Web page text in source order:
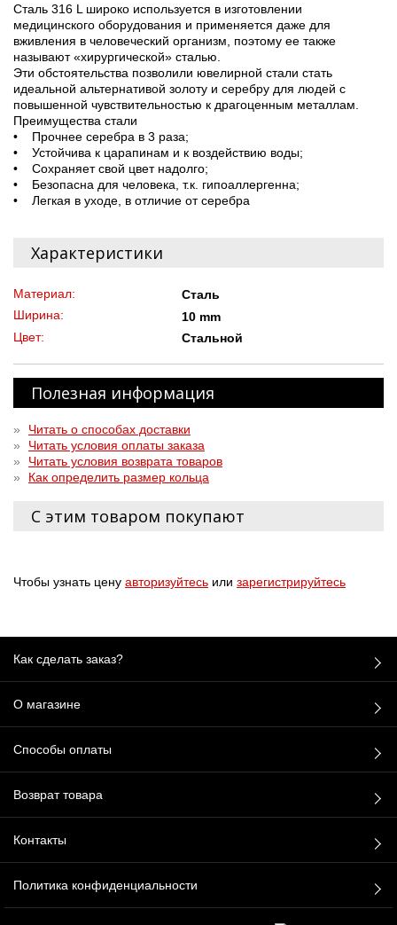
Сталь 316 L широко используется в изготовлении
медицинского оборудования и применяется даже для
вживления в человеческий организм, поэтому ее также
называют «хирургической» сталью.
Эти обстоятельства позволили ювелирной стали стать
идеальной альтернативой золоту и серебру для людей с
повышенной чувствительностью к драгоценным металлам.
Преимущества стали
• Прочнее серебра в 3 раза;
• Устойчива к царапинам и к воздействию воды;
• Сохраняет свой цвет надолго;
• Безопасна для человека, т.к. гипоаллергенна;
• Легкая в уходе, в отличие от серебра
Характеристики
Материал:
Сталь
Ширина:
10 mm
Цвет:
Стальной
Полезная информация
»
Читать о способах доставки
»
Читать условия оплаты заказа
»
Читать условия возврата товаров
»
Как определить размер кольца
С этим товаром покупают
Чтобы узнать цену авторизуйтесь или зарегистрируйтесь
Как сделать заказ?
О магазине
Способы оплаты
Возврат товара
Контакты
Политика конфиденциальности